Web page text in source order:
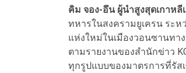
คิม จอง-อึน ผู้นำสูงสุดเกาห
ทหารในสงครามยูเครน ระห
แห่งใหม่ในเมืองวอนซานทา
ตามรายงานของสำนักข่าว
ทุกรูปแบบของมาตรการที่รัส